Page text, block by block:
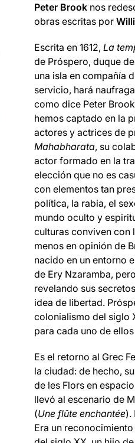
Peter Brooknos
obras escritas por
Escrita en 1612, La
de Próspero, duque
una isla en compañía
servicio, hará
como dice Peter
hemos captado en la
actores y actrices de
Mahabharata, su
actor formado en la
elección que no es
con elementos tan
política, la rabia, el
mundo oculto y
culturas conviven con
menos en opinión de
nacido en un entorno
de Ery Nzaramba,
revelando sus
idea de libertad.
colonialismo del siglo
para cada uno de
Es el retorno al Grec
la ciudad: de hecho,
de les Flors en
llevó al escenario de
(Une flûte enchantée).
Era un